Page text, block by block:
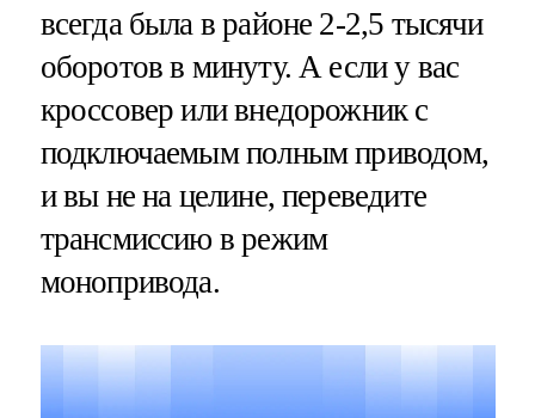
всегда была в районе 2-2,5 тысячи
оборотов в минуту. А если у вас
кроссовер или внедорожник с
подключаемым полным приводом,
и вы не на целине, переведите
трансмиссию в режим
монопривода.